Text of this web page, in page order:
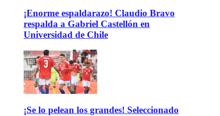
¡Enorme espaldarazo! Claudio Bravo
respalda a Gabriel Castellón en
Universidad de Chile
¡Se lo pelean los grandes! Seleccionado